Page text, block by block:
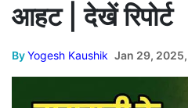
आहट | देखें रिपोर्ट
ByYogesh Kaushik Jan 29,